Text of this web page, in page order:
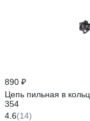
890 ₽
Цепь пильная в
354
4.6(14)